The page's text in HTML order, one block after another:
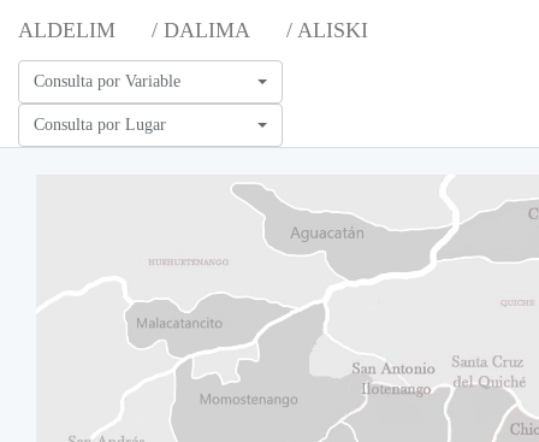
ALDELIM / DALIMA / ALISKI
Consulta por Variable
Consulta por Lugar